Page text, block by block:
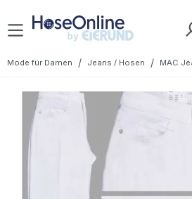
Zum Hauptinhalt springen
Mode für Damen / Jeans / Hosen / MAC
Bildergalerie überspringen